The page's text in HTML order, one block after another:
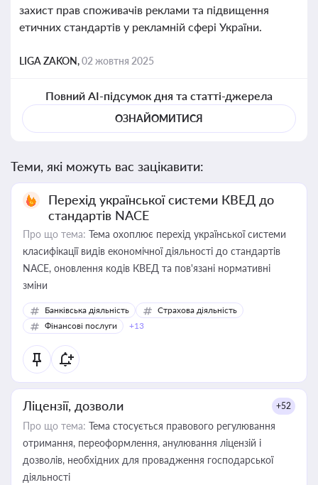
захист прав споживачів реклами та підвищення
етичних стандартів у рекламній сфері України.
LIGA ZAKON,02 жовтня 2025
Повний AI-підсумок дня та статті-джерела
ОЗНАЙОМИТИСЯ
Теми, які можуть вас зацікавити:
Перехід української системи КВЕД до
стандартів NACE
Про що тема: Тема охоплює перехід української системи
класифікації видів економічної діяльності до стандартів
NACE, оновлення кодів КВЕД та пов'язані нормативні
зміни
Банківська діяльність
Страхова діяльність
Фінансові послуги
+13
Ліцензії, дозволи +52
Про що тема: Тема стосується правового регулювання
отримання, переоформлення, анулювання ліцензій і
дозволів, необхідних для провадження господарської
діяльності